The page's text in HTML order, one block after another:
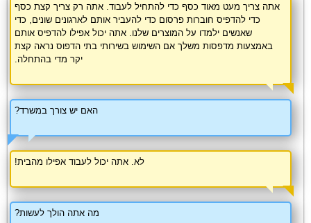
אתה צריך מעט מאוד כסף כדי להתחיל לעבוד. אתה רק צריך קצת כסף
כדי להדפיס חוברות פרסום כדי להעביר אותם לארגונים שונים, כדי
שאנשים ילמדו על המוצרים שלנו. אתה יכול אפילו להדפיס אותם
באמצעות מדפסות משלך אם השימוש בשירותי בתי הדפוס נראה קצת
יקר מדי בהתחלה.
האם יש צורך במשרד?
לא. אתה יכול לעבוד אפילו מהבית!
מה אתה הולך לעשות?